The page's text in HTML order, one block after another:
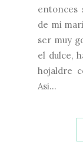
entonces
de mi
ser muy
el dulce,
hojaldre
Asi...